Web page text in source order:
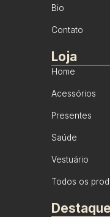
Bio
Contato
Loja
Home
Acessórios
Presentes
Saúde
Vestuário
Todos os